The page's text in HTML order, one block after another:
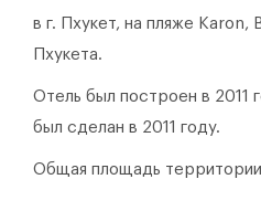
в г. Пхукет, на пляже
Пхукета.
Отель был построен в 2011
был сделан в 2011 году.
Общая площадь